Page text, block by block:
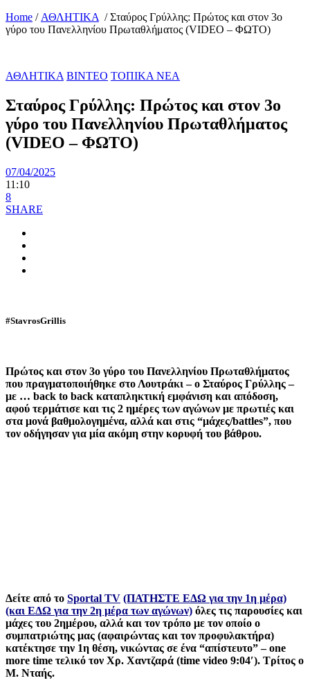
Home / ΑΘΛΗΤΙΚΑ /Σταύρος Γρύλλης: Πρώτος και στον 3ο
γύρο του Πανελληνίου Πρωταθλήματος (VIDEO – ΦΩΤΟ)
ΑΘΛΗΤΙΚΑ ΒΙΝΤΕΟ ΤΟΠΙΚΑ ΝΕΑ
Σταύρος Γρύλλης: Πρώτος και στον 3ο
γύρο του Πανελληνίου Πρωταθλήματος
(VIDEO – ΦΩΤΟ)
07/04/2025
11:10
8
SHARE
#StavrosGrillis
Πρώτος και στον 3ο γύρο του Πανελληνίου Πρωταθλήματος
που πραγματοποιήθηκε στο Λουτράκι – o Σταύρος Γρύλλης –
με … back to back καταπληκτική εμφάνιση και απόδοση,
αφού τερμάτισε και τις 2 ημέρες των αγώνων με πρωτιές και
στα μονά βαθμολογημένα, αλλά και στις “μάχες/battles”, που
τον οδήγησαν για μία ακόμη στην κορυφή του βάθρου.
Δείτε από το Sportal TV (ΠΑΤΗΣΤΕ ΕΔΩ για την 1η μέρα)
(και ΕΔΩ για την 2η μέρα των αγώνων) όλες τις παρουσίες και
μάχες του 2ημέρου, αλλά και τον τρόπο με τον οποίο ο
συμπατριώτης μας (αφαιρώντας και τον προφυλακτήρα)
κατέκτησε την 1η θέση, νικώντας σε ένα “απίστευτο” – one
more time τελικό τον Χρ. Χαντζαρά (time video 9:04′). Τρίτος ο
Μ. Νταής.